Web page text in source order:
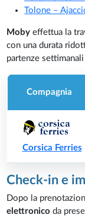
Tolone –
Moby effettua la
con una durata
partenze
Compagnia
Corsica Ferries
Check-in e
Dopo la
elettronico da